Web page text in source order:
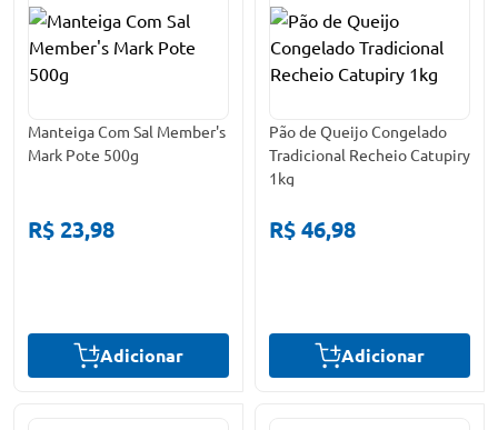
Manteiga Com Sal Member's
Mark Pote 500g
R$ 23,98
Adicionar
Pão de Queijo Congelado
Tradicional Recheio Catupiry
1kg
R$ 46,98
Adicionar